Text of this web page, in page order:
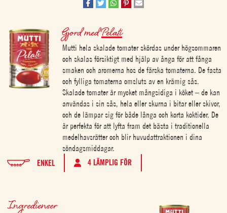
Gjord medPelati
Mutti hela skalade tomater skördas under högsommaren
och skalas försiktigt med hjälp av ånga för att fånga
smaken och aromerna hos de färska tomaterna. De fasta
och fylliga tomaterna omsluts av en krämig sås.
Skalade tomater är mycket mångsidiga i köket – de kan
användas i sin sås, hela eller skurna i bitar eller skivor,
och de lämpar sig för både långa och korta koktider. De
är perfekta för att lyfta fram det bästa i traditionella
medelhavsrätter och blir huvudattraktionen i dina
söndagsmiddagar.
ENKEL 4 LÄMPLIG FÖR
Ingredienser